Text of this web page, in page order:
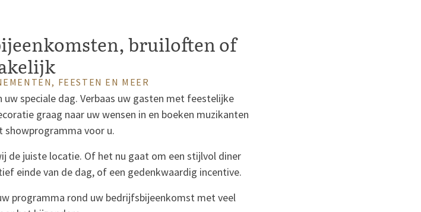
bruiloften of
FEESTEN EN MEER
speciale dag. Verbaas uw gasten met feestelijke
graag naar uw wensen in en boeken muzikanten
showprogramma voor u.
de juiste locatie. Of het nu gaat om een stijlvol diner
einde van de dag, of een gedenkwaardig incentive.
programma rond uw bedrijfsbijeenkomst met veel